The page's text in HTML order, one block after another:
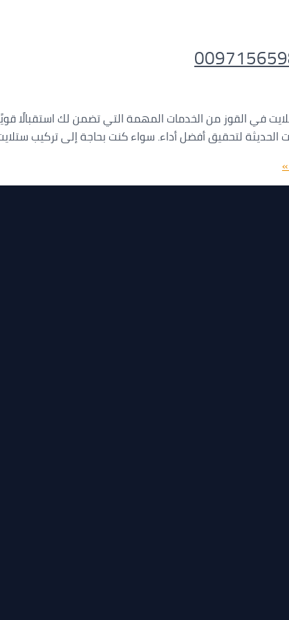
في القوز من الخدمات المهمة التي تضمن لك استقبالًا
لتحقيق أفضل أداء. سواء كنت بحاجة إلى تركيب